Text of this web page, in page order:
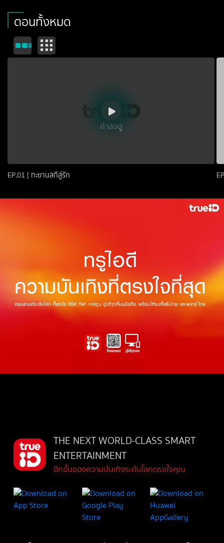
ตอนทั้งหมด
กำลังดู
EP.01 | ทะยานสกีสู่รัก
THE NEXT WORLD-CLASS SMART
ENTERTAINMENT
อีกขั้นของความบันเทิงระดับโลกตรงใจคุณ